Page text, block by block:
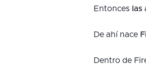
Entonces
De ahí nace
Dentro de